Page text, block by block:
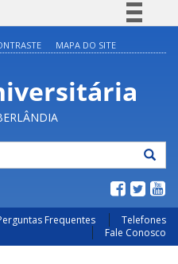
Participe
Acesso à informação
MAPA DO SITE
Frequentes
Telefones
Fale Conosco